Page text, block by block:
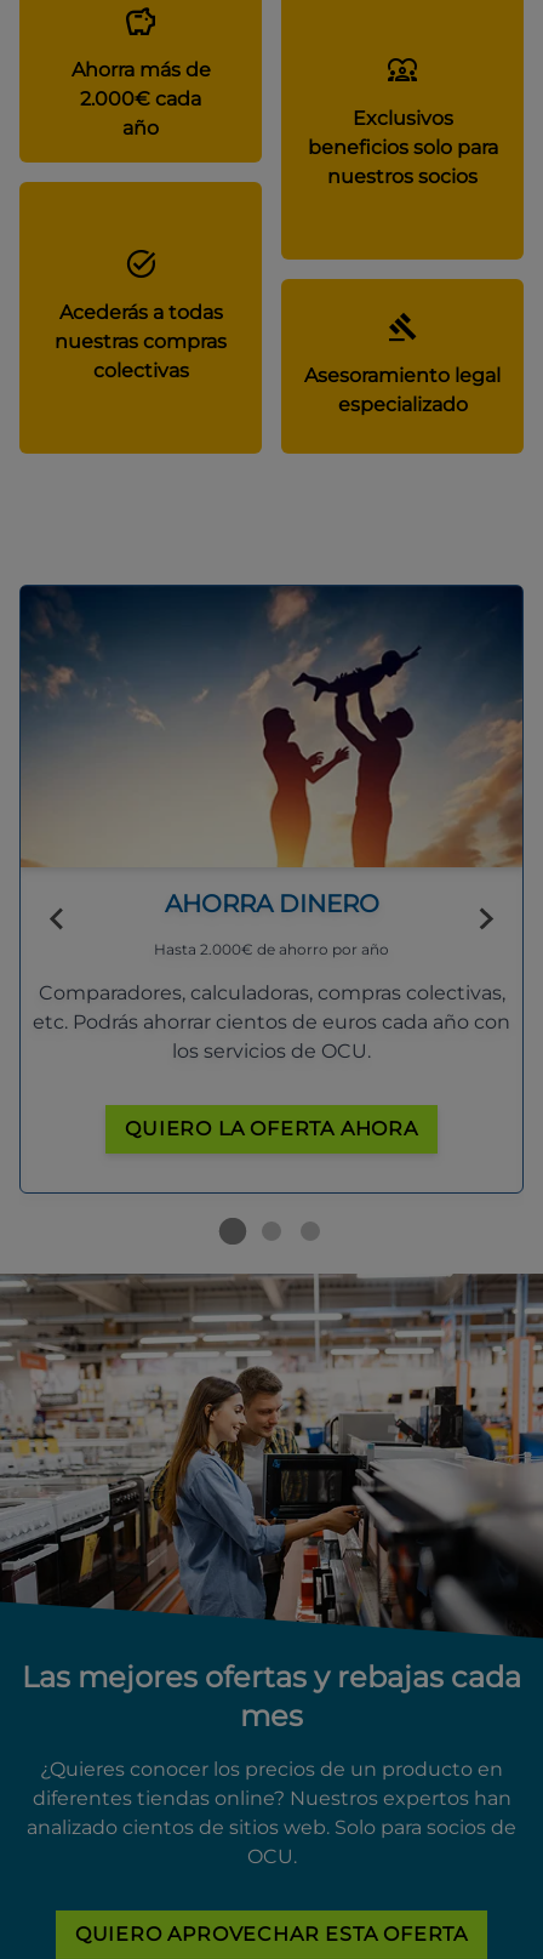
Ahorra más de
2.000€ cada
año
Exclusivos
beneficios solo para
nuestros socios
Acederás a todas
nuestras compras
colectivas
Asesoramiento legal
especializado
AHORRA DINERO
Hasta 2.000€ de ahorro por año
Comparadores, calculadoras, compras colectivas,
etc. Podrás ahorrar cientos de euros cada año con
los servicios de OCU.
QUIERO LA OFERTA AHORA
Las mejores ofertas y rebajas cada
mes
¿Quieres conocer los precios de un producto en
diferentes tiendas online? Nuestros expertos han
analizado cientos de sitios web. Solo para socios de
OCU.
QUIERO APROVECHAR ESTA OFERTA